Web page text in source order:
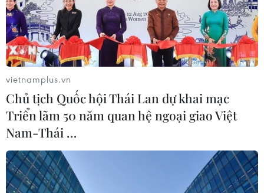
vietnamplus.vn
Chủ tịch Quốc hội Thái Lan dự khai mạc
Triển lãm 50 năm quan hệ ngoại giao Việt
Nam-Thái …